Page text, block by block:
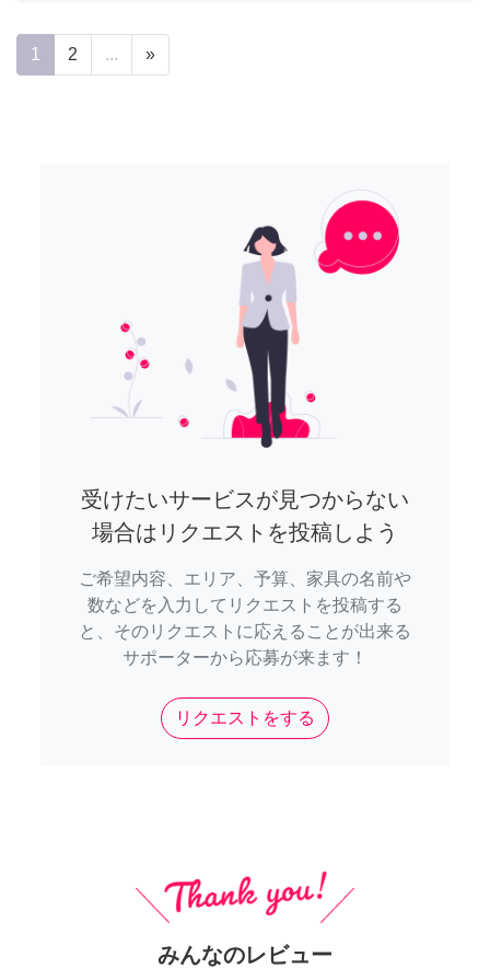
1 2 ... »
受けたいサービスが見つからない
場合はリクエストを投稿しよう
ご希望内容、エリア、予算、家具の名前や
数などを入力してリクエストを投稿する
と、そのリクエストに応えることが出来る
サポーターから応募が来ます！
リクエストをする
みんなのレビュー